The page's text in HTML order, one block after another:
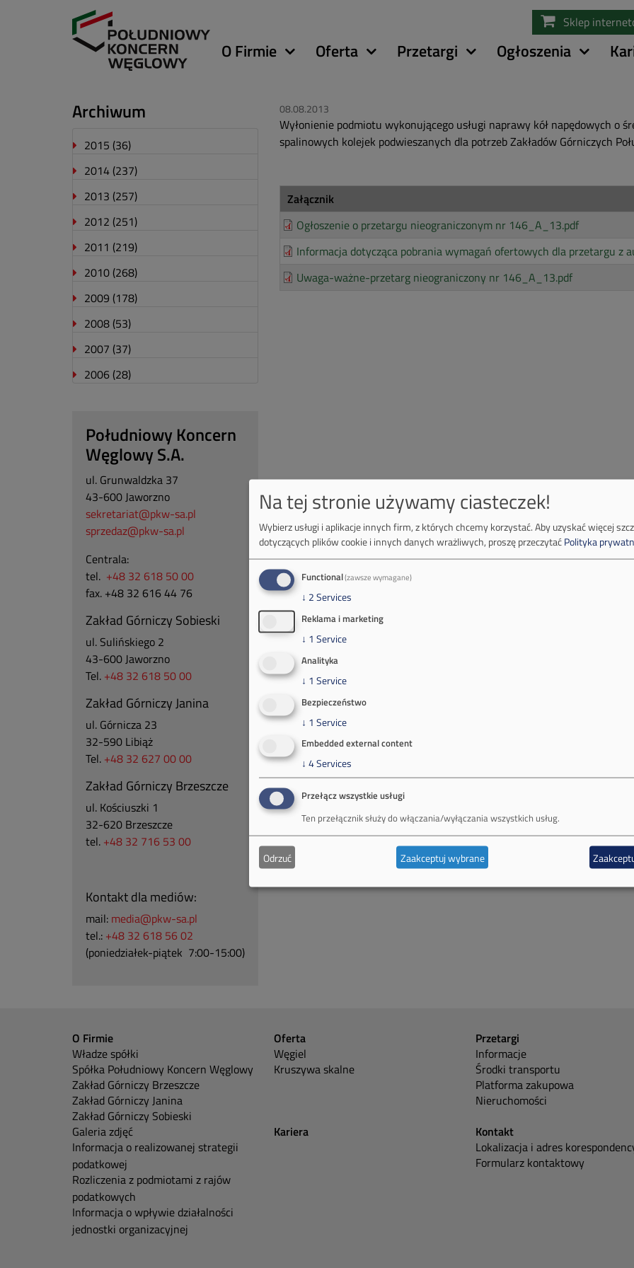
treści
Sklep
Główna
O Firmie Oferta Przetargi Ogłoszenia
08.08.2013
Wyłonienie podmiotu wykonującego usługi naprawy kół napędowych o
spalinowych kolejek podwieszanych dla potrzeb Zakładów Górniczych
Załącznik
Ogłoszenie o przetargu nieograniczonym nr 146_A_13.pdf
Informacja dotycząca pobrania wymagań ofertowych dla przetargu z
Uwaga-ważne-przetarg nieograniczony nr 146_A_13.pdf
Archiwum
2015 (36)
2014 (237)
2013 (257)
2012 (251)
2011 (219)
2010 (268)
2009 (178)
2008 (53)
2007 (37)
2006 (28)
Południowy Koncern
Węglowy S.A.
ul. Grunwaldzka 37
43-600 Jaworzno
sekretariat@pkw-sa.pl
sprzedaz@pkw-sa.pl
Centrala:
tel. +48 32 618 50 00
fax. +48 32 616 44 76
Zakład Górniczy Sobieski
ul. Sulińskiego 2
43-600 Jaworzno
Tel. +48 32 618 50 00
Zakład Górniczy Janina
ul. Górnicza 23
32-590 Libiąż
Tel. +48 32 627 00 00
Zakład Górniczy Brzeszcze
ul. Kościuszki 1
32-620 Brzeszcze
tel. +48 32 716 53 00
Kontakt dla mediów:
mail: media@pkw-sa.pl
tel.: +48 32 618 56 02
(poniedziałek-piątek 7:00-15:00)
O Firmie
Władze spółki
Spółka Południowy Koncern Węglowy
Zakład Górniczy Brzeszcze
Zakład Górniczy Janina
Zakład Górniczy Sobieski
Galeria zdjęć
Informacja o realizowanej strategii
podatkowej
Rozliczenia z podmiotami z rajów
podatkowych
Informacja o wpływie działalności
jednostki organizacyjnej
Oferta
Węgiel
Kruszywa skalne
Przetargi
Informacje
Środki transportu
Platforma zakupowa
Nieruchomości
Kariera
Kontakt
Lokalizacja i adres
Formularz kontaktowy
Na tej stronie używamy ciasteczek!
Wybierz usługi i aplikacje innych firm, z których chcemy korzystać.Aby uzyskać więcej
dotyczących plików cookie i innych danych wrażliwych, proszę przeczytaćPolityka
Functional(zawsze wymagane)
↓ 2Services
Reklama i marketing
↓ 1 Service
Analityka
↓ 1 Service
Bezpieczeństwo
↓ 1 Service
Embedded external content
↓ 4Services
Przełącz wszystkie usługi
Ten przełącznik służy do włączania/wyłączania wszystkich usług.
Odrzuć Zaakceptuj wybrane